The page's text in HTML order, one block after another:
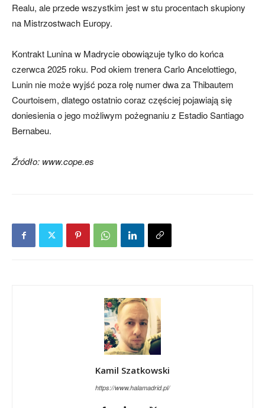
Realu, ale przede wszystkim jest w stu procentach skupiony
na Mistrzostwach Europy.
Kontrakt Lunina w Madrycie obowiązuje tylko do końca
czerwca 2025 roku. Pod okiem trenera Carlo Ancelottiego,
Lunin nie może wyjść poza rolę numer dwa za Thibautem
Courtoisem, dlatego ostatnio coraz częściej pojawiają się
doniesienia o jego możliwym pożegnaniu z Estadio Santiago
Bernabeu.
Źródło: www.cope.es
Kamil Szatkowski
https://www.halamadrid.pl/